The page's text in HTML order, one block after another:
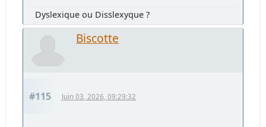
Dyslexique ou Disslexyque ?
Biscotte
#115 Juin 03, 2026, 09:29:32